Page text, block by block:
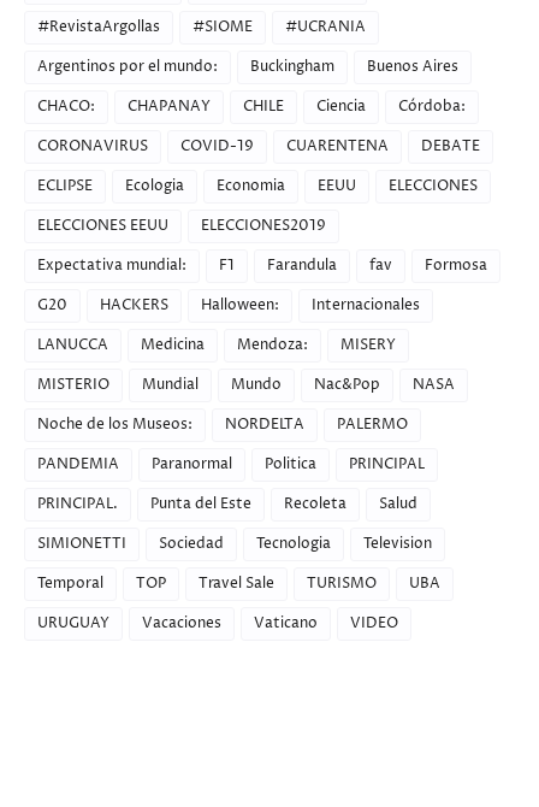
#RevistaArgollas
#SIOME
#UCRANIA
Argentinos por el mundo:
Buckingham
Buenos Aires
CHACO:
CHAPANAY CHILE Ciencia
Córdoba:
CORONAVIRUS
COVID-19 CUARENTENA
DEBATE
ECLIPSE
Ecologia Economia EEUU
ELECCIONES
ELECCIONES EEUU
ELECCIONES2019
Expectativa mundial:
F1 Farandula fav
Formosa
G20
HACKERS Halloween:
Internacionales
LANUCCA
Medicina Mendoza:
MISERY
MISTERIO
Mundial Mundo Nac&Pop
NASA
Noche de los Museos:
NORDELTA
PALERMO
PANDEMIA
Paranormal Politica
PRINCIPAL
PRINCIPAL.
Punta del Este Recoleta
Salud
SIMIONETTI
Sociedad Tecnologia
Television
Temporal
TOP Travel Sale TURISMO
UBA
URUGUAY
Vacaciones Vaticano VIDEO